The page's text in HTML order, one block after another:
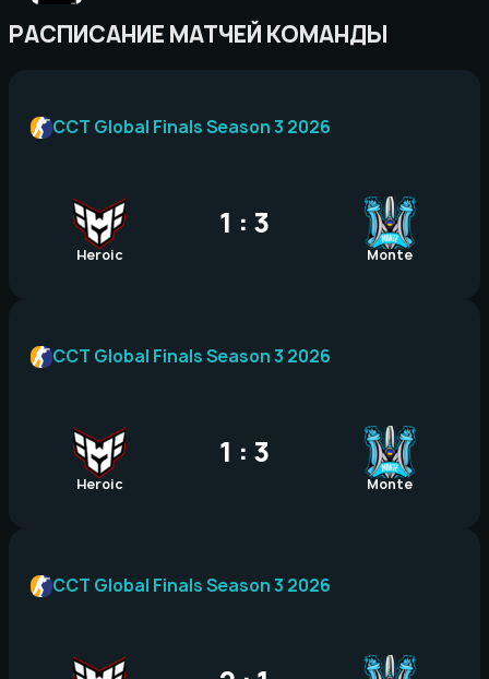
РАСПИСАНИЕ МАТЧЕЙ КОМАНДЫ
Heroic
1 : 3
Monte
CCT Global Finals Season 3 2026
Heroic
1 : 3
Monte
CCT Global Finals Season 3 2026
CCT Global Finals Season 3 2026